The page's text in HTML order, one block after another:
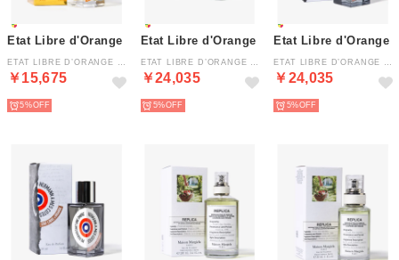
Etat Libre d'Orange
￥15,675
5%
Etat Libre d'Orange
￥24,035
5%
Etat Libre d'Orange
￥24,035
5%